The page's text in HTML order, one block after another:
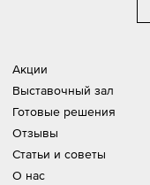
Акции
Выставочный зал
Готовые решения
Отзывы
Статьи и советы
О нас